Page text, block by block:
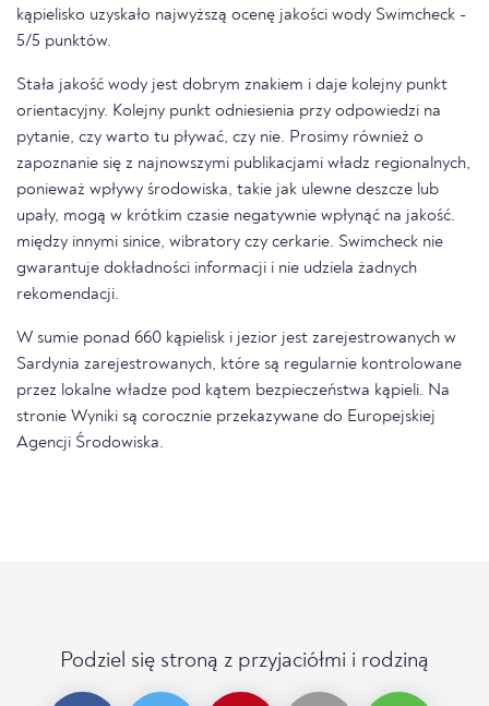
kąpielisko uzyskało najwyższą ocenę jakości wody Swimcheck -
5/5 punktów.
Stała jakość wody jest dobrym znakiem i daje kolejny punkt
orientacyjny. Kolejny punkt odniesienia przy odpowiedzi na
pytanie, czy warto tu pływać, czy nie. Prosimy również o
zapoznanie się z najnowszymi publikacjami władz regionalnych,
ponieważ wpływy środowiska, takie jak ulewne deszcze lub
upały, mogą w krótkim czasie negatywnie wpłynąć na jakość.
między innymi sinice, wibratory czy cerkarie. Swimcheck nie
gwarantuje dokładności informacji i nie udziela żadnych
rekomendacji.
W sumie ponad 660 kąpielisk i jezior jest zarejestrowanych w
Sardynia zarejestrowanych, które są regularnie kontrolowane
przez lokalne władze pod kątem bezpieczeństwa kąpieli. Na
stronie Wyniki są corocznie przekazywane do Europejskiej
Agencji Środowiska.
Podziel się stroną z przyjaciółmi i rodziną